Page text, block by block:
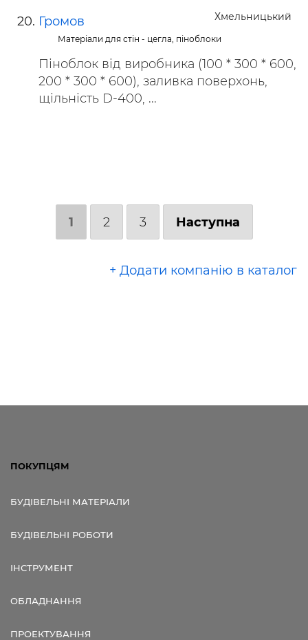
Хмельницький
Громов
Матеріали для стін - цегла, піноблоки
Піноблок від виробника (100 * 300 * 600,
200 * 300 * 600), заливка поверхонь,
щільність D-400, ...
1 2 3 Наступна
+ Додати компанію в каталог
ПОКУПЦЯМ
БУДІВЕЛЬНІ МАТЕРІАЛИ
БУДІВЕЛЬНІ РОБОТИ
ІНСТРУМЕНТ
ОБЛАДНАННЯ
ПРОЕКТУВАННЯ